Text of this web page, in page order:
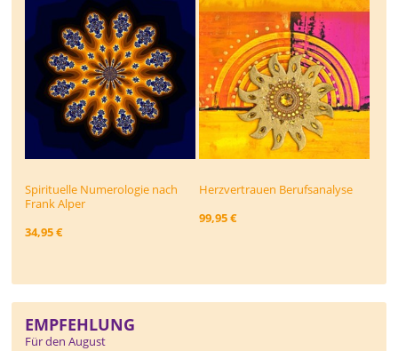
Spirituelle Numerologie nach
Frank Alper
34,95 €
Herzvertrauen Berufsanalyse
99,95 €
EMPFEHLUNG
Für den August